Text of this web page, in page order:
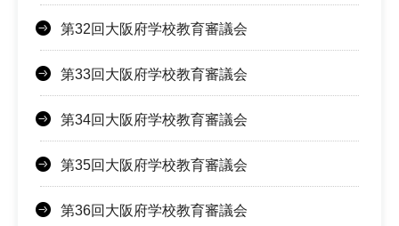
第32回大阪府学校教育審議会
第33回大阪府学校教育審議会
第34回大阪府学校教育審議会
第35回大阪府学校教育審議会
第36回大阪府学校教育審議会